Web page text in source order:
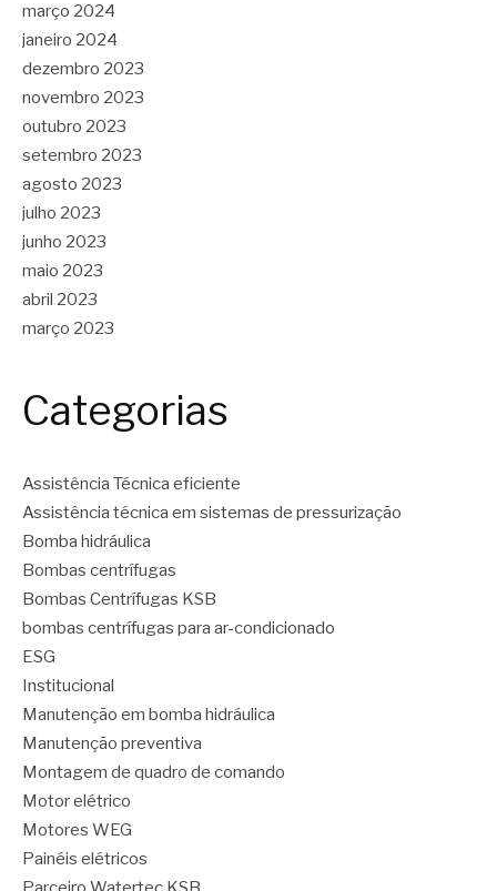
março 2024
janeiro 2024
dezembro 2023
novembro 2023
outubro 2023
setembro 2023
agosto 2023
julho 2023
junho 2023
maio 2023
abril 2023
março 2023
Categorias
Assistência Técnica eficiente
Assistência técnica em sistemas de pressurização
Bomba hidráulica
Bombas centrífugas
Bombas Centrífugas KSB
bombas centrífugas para ar-condicionado
ESG
Institucional
Manutenção em bomba hidráulica
Manutenção preventiva
Montagem de quadro de comando
Motor elétrico
Motores WEG
Painéis elétricos